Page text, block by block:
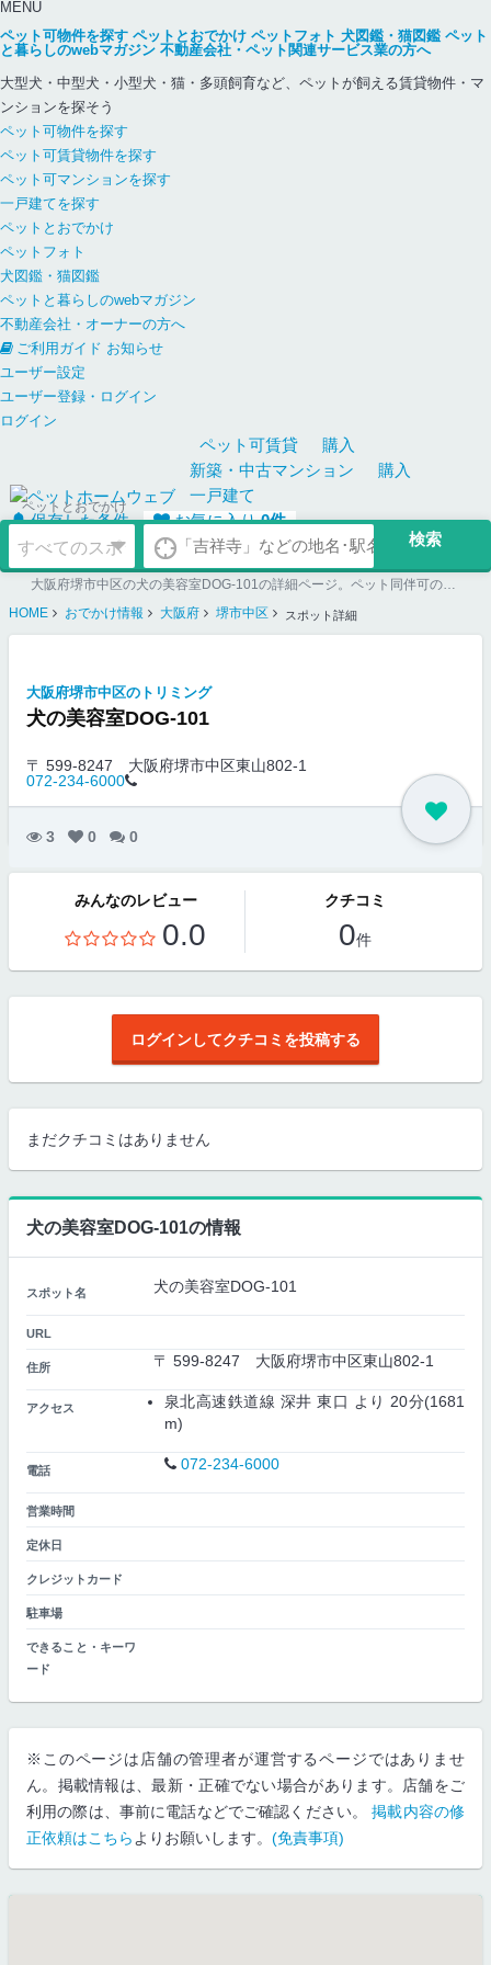
MENU
ペット可物件を探す ペットとおでかけ ペットフォト 犬図鑑・猫図鑑 ペット
と暮らしのwebマガジン 不動産会社・ペット関連サービス業の方へ
大型犬・中型犬・小型犬・猫・多頭飼育など、ペットが飼える賃貸物件・マ
ンションを探そう
ペット可物件を探す
ペット可賃貸物件を探す
ペット可マンションを探す
一戸建てを探す
ペットとおでかけ
ペットフォト
犬図鑑・猫図鑑
ペットと暮らしのwebマガジン
不動産会社・オーナーの方へ
ご利用ガイド お知らせ
ユーザー設定
ユーザー登録・ログイン
ログイン
ペット可賃貸
購入
新築・中古マンション
購入
一戸建て
保存した条件
お気に入り0件
ペットとおでかけ
大阪府堺市中区の犬の美容室DOG‐101の詳細ページ。ペット同伴可のお店探しならペットホームウェブ。ペット可賃貸のお部屋探し、ペット可マンション購入のご検討時にもご利用ください。
HOME
おでかけ情報 大阪府 堺市中区 スポット詳細
大阪府堺市中区のトリミング
犬の美容室DOG‐101
〒 599-8247
大阪府堺市中区東山802-1
072-234-6000
3 0 0
みんなのレビュー
0.0
クチコミ
0件
ログインしてクチコミを投稿する
まだクチコミはありません
犬の美容室DOG‐101の情報
スポット名 犬の美容室DOG‐101
URL
住所 〒 599-8247 大阪府堺市中区東山802-1
アクセス
泉北高速鉄道線 深井 東口 より 20分(1681
m)
電話 072-234-6000
営業時間
定休日
クレジットカード
駐車場
できること・キーワ
ード
※このページは店舗の管理者が運営するページではありませ
ん。掲載情報は、最新・正確でない場合があります。店舗をご
利用の際は、事前に電話などでご確認ください。掲載内容の修
正依頼はこちら よりお願いします。 (免責事項)